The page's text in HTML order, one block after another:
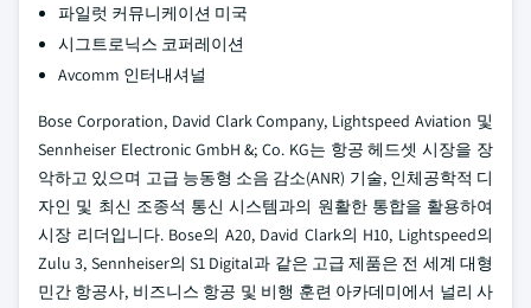
파일럿 커뮤니케이션 미국
시그트로닉스 코퍼레이션
Avcomm 인터내셔널
Bose Corporation, David Clark Company, Lightspeed Aviation 및
Sennheiser Electronic GmbH &; Co. KG는 항공 헤드셋 시장을 장
악하고 있으며 고급 능동형 소음 감소(ANR) 기술, 인체공학적 디
자인 및 최신 조종석 통신 시스템과의 원활한 통합을 활용하여
시장 리더입니다. Bose의 A20, David Clark의 H10, Lightspeed의
Zulu 3, Sennheiser의 S1 Digital과 같은 고급 제품은 전 세계 대형
민간 항공사, 비즈니스 항공 및 비행 훈련 아카데미에서 널리 사